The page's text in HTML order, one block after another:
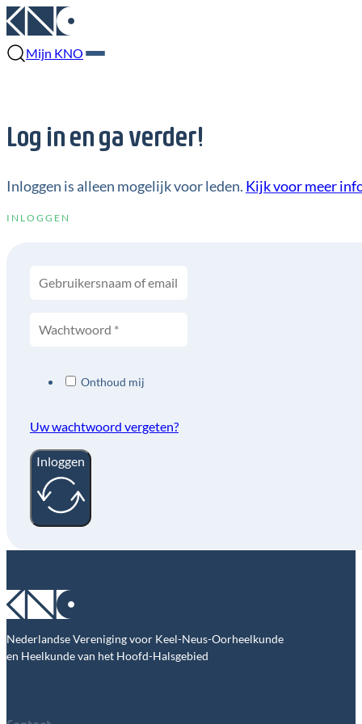
Mijn KNO
Log in en ga verder!
Inloggen is alleen mogelijk voor leden. Kijk voor meer
INLOGGEN
Onthoud mij
Uw wachtwoord vergeten?
Inloggen
Nederlandse Vereniging voor Keel-Neus-Oorheelkunde
en Heelkunde van het Hoofd-Halsgebied